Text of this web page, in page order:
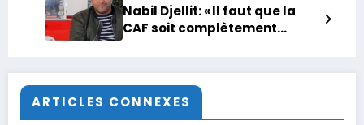
Nabil Djellit: « Il faut que la
CAF soit complètement
ARTICLES CONNEXES